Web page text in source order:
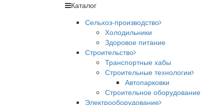
Каталог
Сельхоз-производство
Холодильники
Здоровое питание
Строительство
Транспортные хабы
Строительные технологии
Автопарковки
Строительное оборудование
Электрооборудование